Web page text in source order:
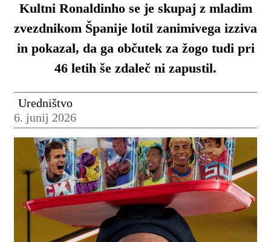
Kultni Ronaldinho se je skupaj z mladim
zvezdnikom Španije lotil zanimivega izziva
in pokazal, da ga občutek za žogo tudi pri
46 letih še zdaleč ni zapustil.
Uredništvo
6. junij 2026